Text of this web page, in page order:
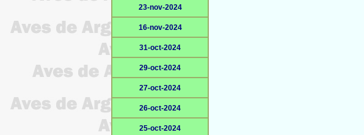
23-nov-2024
16-nov-2024
31-oct-2024
29-oct-2024
27-oct-2024
26-oct-2024
25-oct-2024